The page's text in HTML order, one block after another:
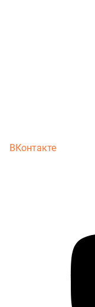
ВКонтакте